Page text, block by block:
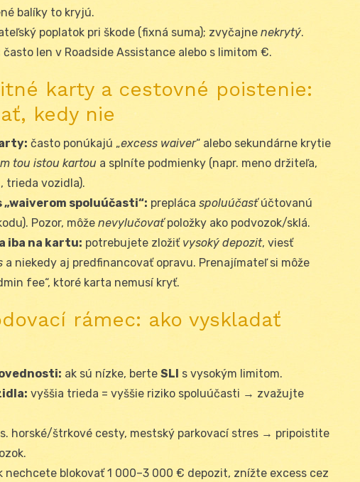
balíky to kryjú.
poplatok pri škode (fixná suma); zvyčajne nekrytý.
často len v Roadside Assistance alebo s limitom €.
karty a cestovné poistenie:
kedy nie
často ponúkajú „excess waiver“ alebo sekundárne krytie
tou istou kartou a splníte podmienky (napr. meno držiteľa,
trieda vozidla).
spoluúčasti“: prepláca spoluúčasťúčtovanú
Pozor, môže nevylučovaťpoložky ako podvozok/sklá.
iba na kartu: potrebujete zložiť vysoký depozit, viesť
a niekedy aj predfinancovať opravu. Prenajímateľ si môže
fee“, ktoré karta nemusí kryť.
rámec: ako vyskladať
ak sú nízke, berte SLI s vysokým limitom.
vyššia trieda = vyššie riziko spoluúčasti → zvažujte
horské/štrkové cesty, mestský parkovací stres → pripoistite
nechcete blokovať 1 000–3 000 € depozit, znížte excess cez